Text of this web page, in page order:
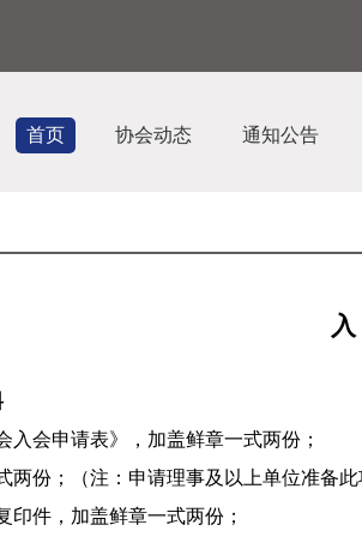
首页 协会动态 通知公告
入
入会申请表》 ， 加盖鲜章一式两份；
两份 ；（注：申请理事及以上单位准备此
印件 ， 加盖鲜章一式两份；